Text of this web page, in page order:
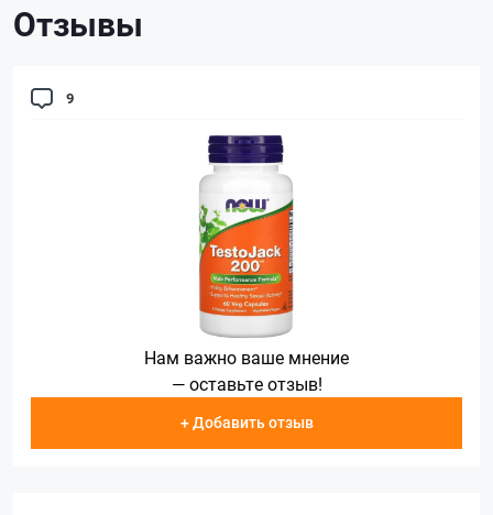
Отзывы
9
Нам важно ваше мнение
— оставьте отзыв!
+ Добавить отзыв